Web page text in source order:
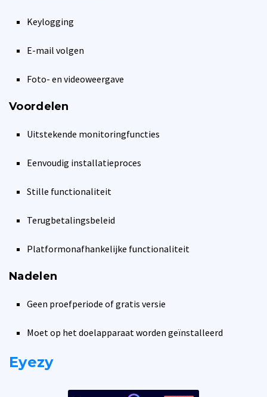
Keylogging
E-mail volgen
Foto- en videoweergave
Voordelen
Uitstekende monitoringfuncties
Eenvoudig installatieproces
Stille functionaliteit
Terugbetalingsbeleid
Platformonafhankelijke functionaliteit
Nadelen
Geen proefperiode of gratis versie
Moet op het doelapparaat worden geïnstalleerd
Eyezy